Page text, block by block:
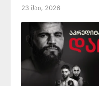
23 Მაი, 2026